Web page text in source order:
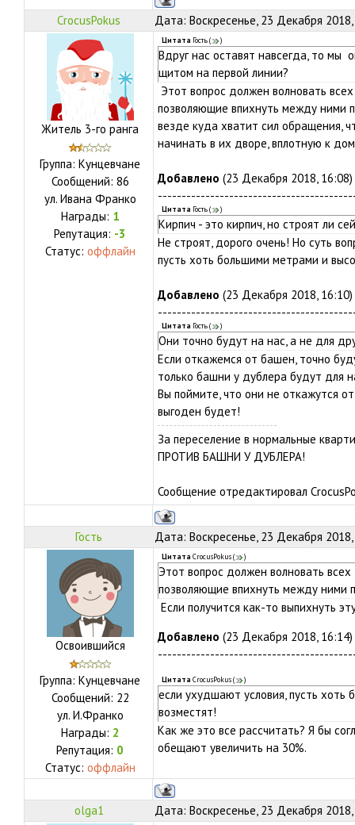
CrocusPokus Дата: Воскресенье, 23 Декабря
Житель 3-го ранга
Группа: Кунцевчане
Сообщений: 86
ул. Ивана Франко
Награды: 1
Репутация: -3
Статус: оффлайн
Цитата Гость( )
Вдруг нас оставят навсегда, то
щитом на первой линии?
Этот вопрос должен волновать
позволяющие впихнуть между
везде куда хватит сил обращения,
начинать в их дворе, вплотную к
Добавлено (23 Декабря 2018, 16:08)
Цитата Гость( )
Кирпич - это кирпич, но строят ли
Не строят, дорого очень! Но суть
пусть хоть большими метрами и
Добавлено (23 Декабря 2018, 16:10)
Цитата Гость( )
Они точно будут на нас, а не для
Если откажемся от башен, точно
только башни у дублера будут для
Вы поймите, что они не откажутся
выгоден будет!
За переселение в нормальные
ПРОТИВ БАШНИ У ДУБЛЕРА!
Сообщение отредактировал
Гость Дата: Воскресенье, 23 Декабря
Освоившийся
Группа: Кунцевчане
Сообщений: 22
ул. И.Франко
Награды: 2
Репутация: 0
Статус: оффлайн
Цитата CrocusPokus( )
Этот вопрос должен волновать
позволяющие впихнуть между ними
Если получится как-то выпихнуть
Добавлено (23 Декабря 2018, 16:14)
Цитата CrocusPokus( )
если ухудшают условия, пусть
возместят!
Как же это все рассчитать? Я бы
обещают увеличить на 30%.
olga1 Дата: Воскресенье, 23 Декабря